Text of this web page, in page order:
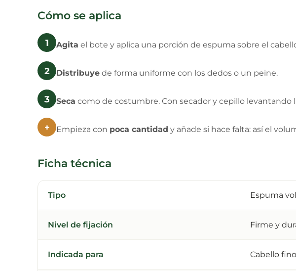
Cómo se aplica
1 Agita el bote y aplica una porción de espuma sobre el
2 Distribuye de forma uniforme con los dedos o un peine.
3 Seca como de costumbre. Con secador y cepillo levantando
+ Empieza con poca cantidad y añade si hace falta: así el
Ficha técnica
Tipo Espuma
Nivel de fijación Firme y
Indicada para Cabello